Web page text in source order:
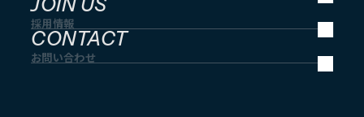
採用情報
CONTACT
お問い合わせ